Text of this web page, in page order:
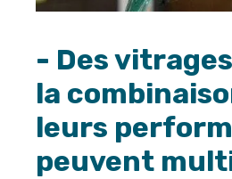
- Des
la
leurs
peuvent